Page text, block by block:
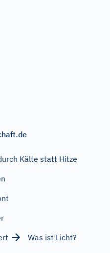
Kälte statt Hitze
Was ist Licht?